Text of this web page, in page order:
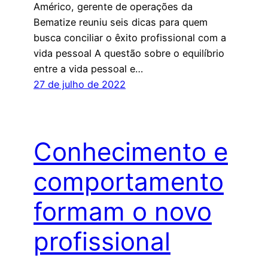
Américo, gerente de operações da
Bematize reuniu seis dicas para quem
busca conciliar o êxito profissional com a
vida pessoal A questão sobre o equilíbrio
entre a vida pessoal e…
27 de julho de 2022
Conhecimento e
comportamento
formam o novo
profissional